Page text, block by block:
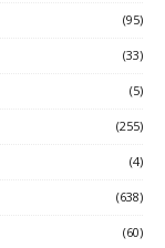
(95)
(33)
(5)
(255)
(4)
(638)
(60)